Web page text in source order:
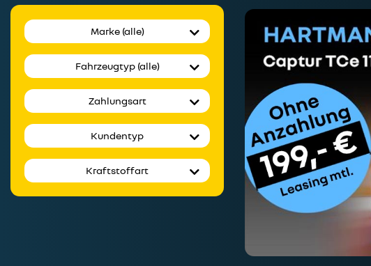
Marke (alle)
Fahrzeugtyp (alle)
Zahlungsart
Kundentyp
Kraftstoffart